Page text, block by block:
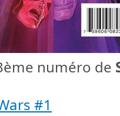
numéro de
#1